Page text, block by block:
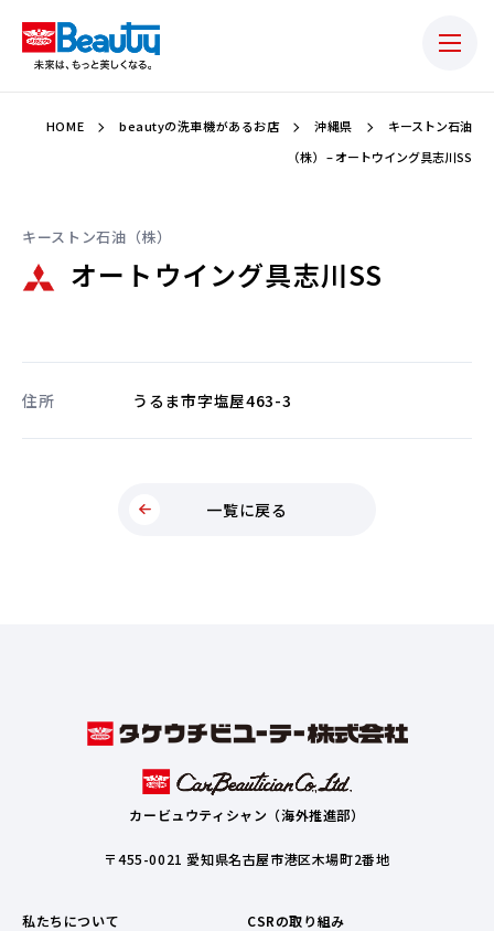
HOME beautyの洗車機があるお店 沖縄県
キーストン石油
（株） – オートウイング具志川SS
キーストン石油（株）
オートウイング具志川SS
住所 うるま市字塩屋463-3
一覧に戻る
カービュウティシャン（海外推進部）
〒455-0021 愛知県名古屋市港区木場町2番地
私たちについて
CSRの取り組み